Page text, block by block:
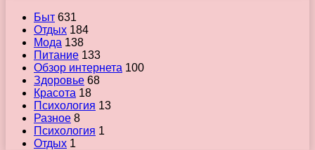
Быт 631
Отдых 184
Мода 138
Питание 133
Обзор интернета 100
Здоровье 68
Красота 18
Психология 13
Разное 8
Психология 1
Отдых 1